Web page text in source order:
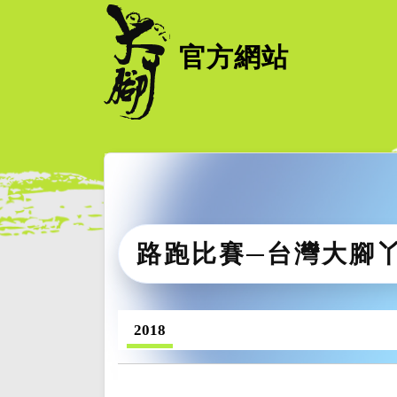
官方網站
路跑比賽─台灣大腳
2018